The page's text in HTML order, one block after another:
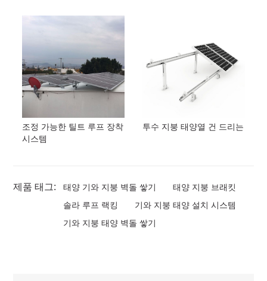
조정 가능한 틸트 루프 장착
시스템
투수 지붕 태양열 건 드리는
제품 태그: 태양 기와 지붕 벽돌 쌓기
태양 지붕 브래킷
솔라 루프 랙킹
기와 지붕 태양 설치 시스템
기와 지붕 태양 벽돌 쌓기